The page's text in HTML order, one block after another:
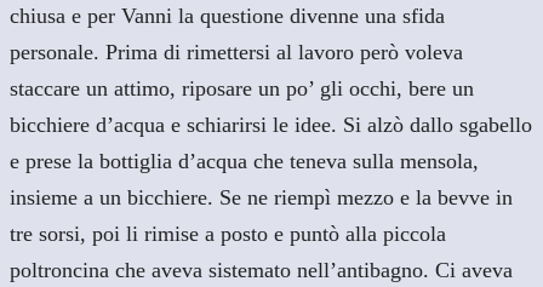
chiusa e per Vanni la questione divenne una sfida
personale. Prima di rimettersi al lavoro però voleva
staccare un attimo, riposare un po’ gli occhi, bere un
bicchiere d’acqua e schiarirsi le idee. Si alzò dallo sgabello
e prese la bottiglia d’acqua che teneva sulla mensola,
insieme a un bicchiere. Se ne riempì mezzo e la bevve in
tre sorsi, poi li rimise a posto e puntò alla piccola
poltroncina che aveva sistemato nell’antibagno. Ci aveva